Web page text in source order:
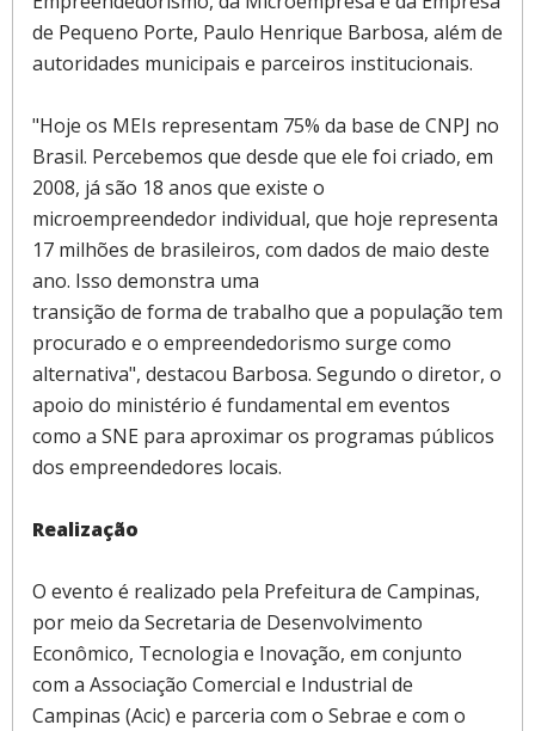
de Pequeno Porte, Paulo Henrique Barbosa, além de
autoridades municipais e parceiros institucionais.
"Hoje os MEIs representam 75% da base de CNPJ no
Brasil. Percebemos que desde que ele foi criado, em
2008, já são 18 anos que existe o
microempreendedor individual, que hoje representa
17 milhões de brasileiros, com dados de maio deste
ano. Isso demonstra uma
transição de forma de trabalho que a população tem
procurado e o empreendedorismo surge como
alternativa", destacou Barbosa. Segundo o diretor, o
apoio do ministério é fundamental em eventos
como a SNE para aproximar os programas públicos
dos empreendedores locais.
Realização
O evento é realizado pela Prefeitura de Campinas,
por meio da Secretaria de Desenvolvimento
Econômico, Tecnologia e Inovação, em conjunto
com a Associação Comercial e Industrial de
Campinas (Acic) e parceria com o Sebrae e com o